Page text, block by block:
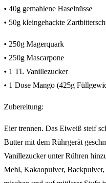
• 40g gemahlene Haselnüsse
• 50g kleingehackte
• 250g Magerquark
• 250g Mascarpone
• 1 TL Vanillezucker
• 1 Dose Mango (425g
Zubereitung:
Eier trennen. Das Eiweiß steif
Butter mit dem Rührgerät
Vanillezucker unter Rühren
Mehl, Kakaopulver, Backpulver,